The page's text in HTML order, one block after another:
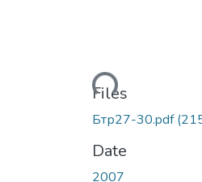
Loading...
Files
Бтр27-30.pdf
Date
2007